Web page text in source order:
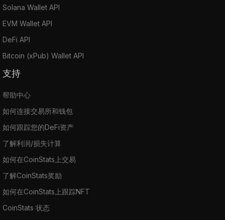
Solana Wallet API
EVM Wallet API
DeFi API
Bitcoin (xPub) Wallet API
支持
帮助中心
如何连接交易所和钱包
如何跟踪您的DeFi资产
了解利润/损失计算
如何在CoinStats上交易
了解CoinStats奖励
如何在CoinStats上跟踪NFT
CoinStats 状态